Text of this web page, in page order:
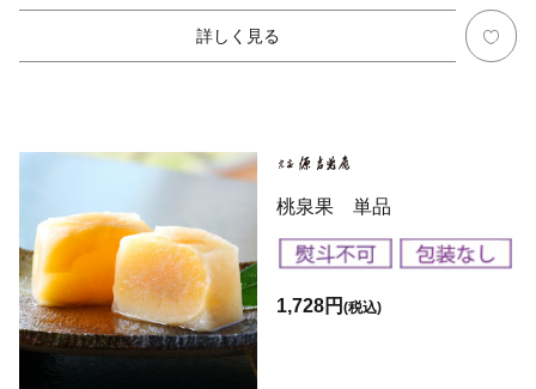
詳しく見る
桃泉果 単品
1,728円(税込)